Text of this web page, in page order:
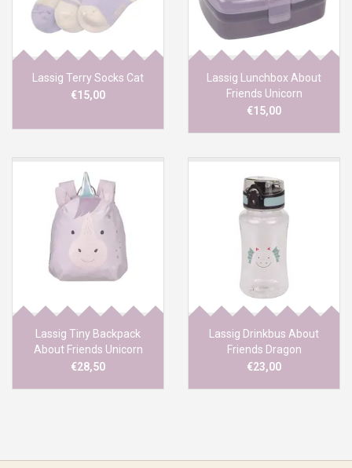
Lassig Terry Socks Cat
€15,00
Lassig Lunchbox About
Friends Unicorn
€15,00
Lassig Tiny Backpack
About Friends Unicorn
€28,50
Lassig Drinkbus About
Friends Dragon
€23,00